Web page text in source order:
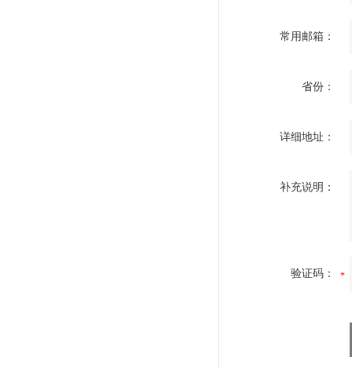
常用邮箱：
省份：
详细地址：
补充说明：
验证码：